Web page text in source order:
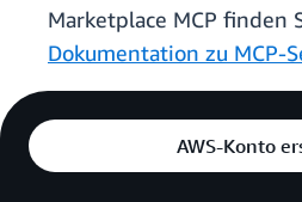
Marketplace MCP finden
Dokumentation zu MCP-
AWS-Konto